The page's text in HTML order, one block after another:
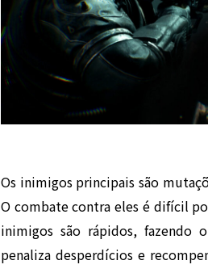
Os inimigos principais são
O combate contra eles é difícil
inimigos são rápidos, fazendo
penaliza desperdícios e